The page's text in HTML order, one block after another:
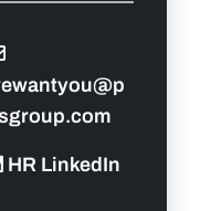
HR LinkedIn